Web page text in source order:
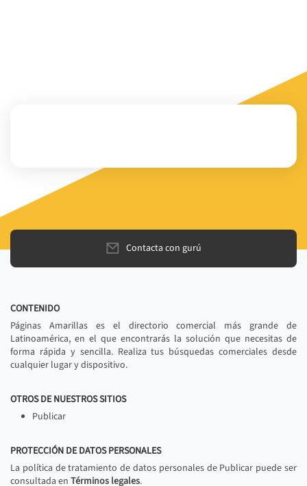
Contacta con gurú
CONTENIDO
Páginas Amarillas es el directorio comercial más grande de
Latinoamérica, en el que encontrarás la solución que necesitas de
forma rápida y sencilla. Realiza tus búsquedas comerciales desde
cualquier lugar y dispositivo.
OTROS DE NUESTROS SITIOS
Publicar
PROTECCIÓN DE DATOS PERSONALES
La política de tratamiento de datos personales de Publicar puede ser
consultada en Términos legales.